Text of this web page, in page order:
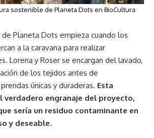
sostenible de Planeta Dots en BioCultura
de Planeta Dots empieza cuando los
a la caravana para realizar
Lorena y Roser se encargan del lavado,
de los tejidos antes de
únicas y duraderas. Esta
verdadero engranaje del proyecto,
sería un residuo contaminante en
y deseable.